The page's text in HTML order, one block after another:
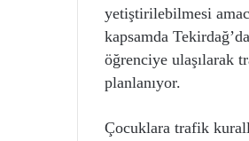
yetiştirilebilmesi
kapsamda
öğrenciye ulaşılarak
planlanıyor.
Çocuklara trafik